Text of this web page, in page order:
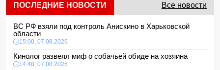
ПОСЛЕДНИЕ НОВОСТИ Все новости
ВС РФ взяли под контроль Анискино в Харьковской
области
15:00, 07.08.2026
Кинолог развеял миф о собачьей обиде на хозяина
14:48, 07.08.2026